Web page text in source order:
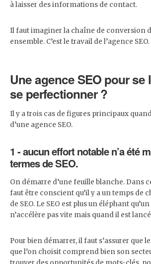
à laisser des informations de contact.
Il faut imaginer la chaîne de conversion
ensemble. C’est le travail de l’agence SEO.
Une agence SEO pour se
se perfectionner ?
Il y a trois cas de figures principaux
d’une agence SEO.
1 - aucun effort notable n’a été
termes de SEO.
On démarre d’une feuille blanche. Dans
faut être conscient qu’il y a un temps de
de SEO. Le SEO est plus un éléphant
n’accélère pas vite mais quand il est
Pour bien démarrer, il faut s’assurer que
que l’on choisit comprend bien son